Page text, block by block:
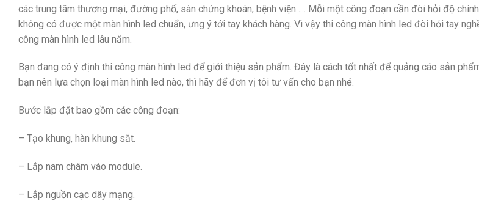
các trung tâm thương mại, đường phố, sàn chứng khoán, bệnh viện….. Mỗi một công đoạn cần đòi hỏi độ
không có được một màn hình led chuẩn, ưng ý tới tay khách hàng. Vì vậy thi công màn hình led đòi hỏi tay
công màn hình led lâu năm.
Bạn đang có ý định thi công màn hình led để giới thiệu sản phẩm. Đây là cách tốt nhất để quảng cáo sản
bạn nên lựa chọn loại màn hình led nào, thì hãy để đơn vị tôi tư vấn cho bạn nhé.
Bước lắp đặt bao gồm các công đoạn:
– Tạo khung, hàn khung sắt.
– Lắp nam châm vào module.
– Lắp nguồn cạc dây mạng.